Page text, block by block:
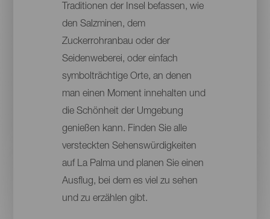
Traditionen der Insel befassen, wie
den Salzminen, dem
Zuckerrohranbau oder der
Seidenweberei, oder einfach
symbolträchtige Orte, an denen
man einen Moment innehalten und
die Schönheit der Umgebung
genießen kann. Finden Sie alle
versteckten Sehenswürdigkeiten
auf La Palma und planen Sie einen
Ausflug, bei dem es viel zu sehen
und zu erzählen gibt.